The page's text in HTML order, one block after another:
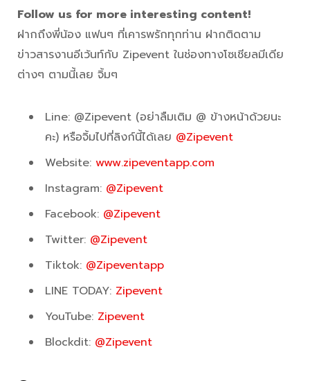
Follow us for more interesting content!
ฝากถึงพี่น้อง แฟนๆ ที่เคารพรักทุกท่าน ฝากติดตาม
ข่าวสารงานอีเว้นท์กับ Zipevent ในช่องทางโซเชียลมีเดีย
ต่างๆ ตามนี้เลย จิ้มๆ
Line: @Zipevent (อย่าลืมเติม @ ข้างหน้าด้วยนะ
คะ) หรือจิ้มไปที่ลิงก์นี้ได้เลย @Zipevent
Website: www.zipeventapp.com
Instagram: @Zipevent
Facebook: @Zipevent
Twitter: @Zipevent
Tiktok: @Zipeventapp
LINE TODAY: Zipevent
YouTube: Zipevent
Blockdit: @Zipevent